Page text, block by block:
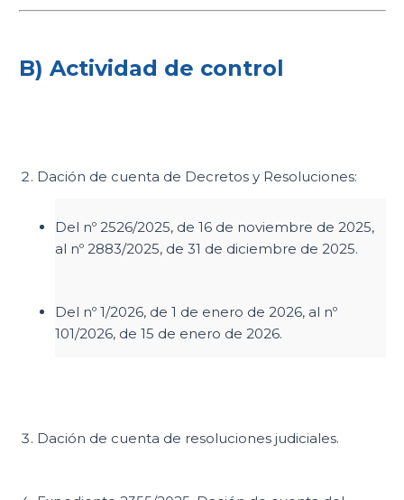
B) Actividad de control
Dación de cuenta de Decretos y Resoluciones:
Del nº 2526/2025, de 16 de noviembre de 2025,
al nº 2883/2025, de 31 de diciembre de 2025.
Del nº 1/2026, de 1 de enero de 2026, al nº
101/2026, de 15 de enero de 2026.
Dación de cuenta de resoluciones judiciales.